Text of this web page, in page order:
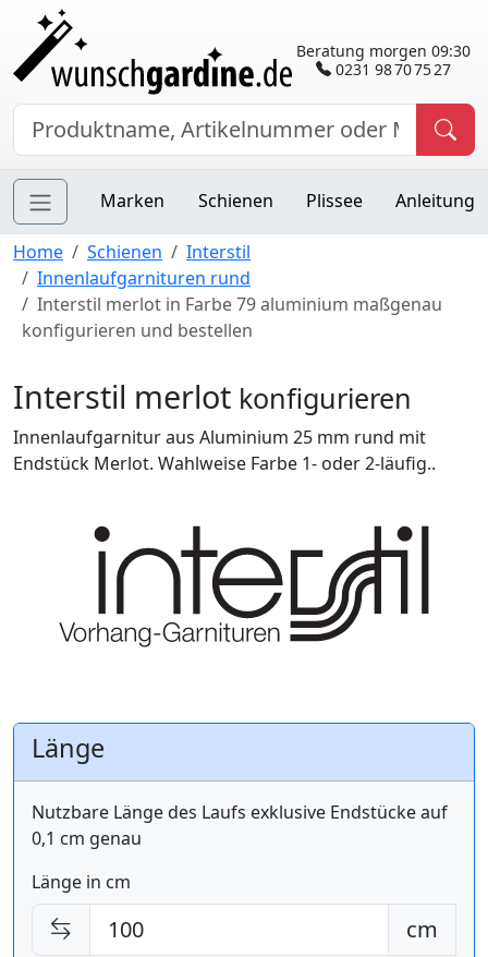
Beratung morgen 09:30
0231 98 70 75 27
Marken Schienen Plissee Anleitung
Home Schienen
Interstil
Innenlaufgarnituren rund
Interstil merlot in Farbe 79 aluminium maßgenau
konfigurieren und bestellen
Interstil merlot konfigurieren
Innenlaufgarnitur aus Aluminium 25 mm rund mit
Endstück Merlot. Wahlweise Farbe 1- oder 2-läufig..
Länge
Nutzbare Länge des Laufs exklusive Endstücke auf
0,1 cm genau
Länge in cm
cm